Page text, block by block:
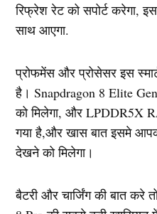
रिफ्रेश रेट को सपोर्ट करेगा,
साथ आएगा.
प्रोफमेंस और प्रोसेसर इस
है। Snapdragon 8 Elite
को मिलेगा, और LPDDR5X
गया है,और खास बात इसमे
देखने को मिलेगा।
बैटरी और चार्जिंग की बात